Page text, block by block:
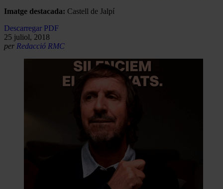
Imatge destacada: Castell de Jalpí
Descarregar PDF
25 juliol, 2018
per Redacció RMC